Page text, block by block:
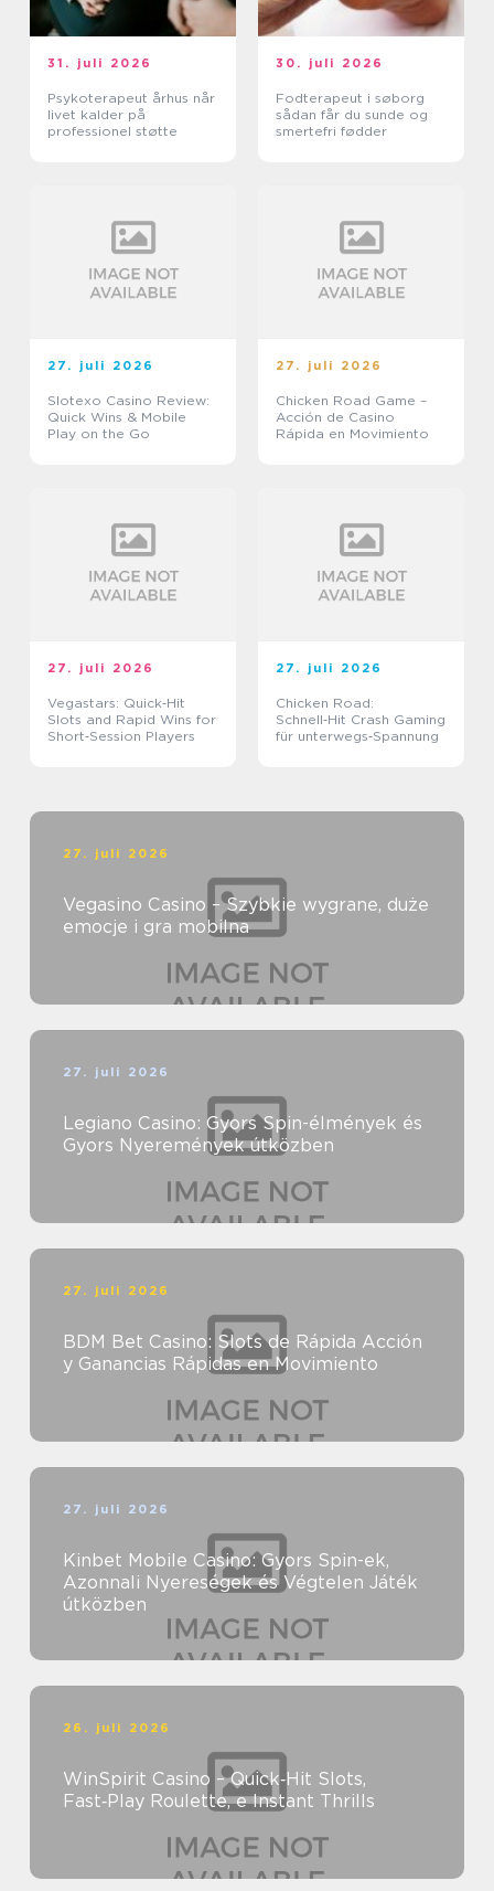
31. juli 2026
Psykoterapeut århus når
livet kalder på
professionel støtte
30. juli 2026
Fodterapeut i søborg
sådan får du sunde og
smertefri fødder
27. juli 2026
Slotexo Casino Review:
Quick Wins & Mobile
Play on the Go
27. juli 2026
Chicken Road Game –
Acción de Casino
Rápida en Movimiento
27. juli 2026
Vegastars: Quick‑Hit
Slots and Rapid Wins for
Short‑Session Players
27. juli 2026
Chicken Road:
Schnell‑Hit Crash Gaming
für unterwegs‑Spannung
27. juli 2026
Vegasino Casino – Szybkie wygrane, duże
emocje i gra mobilna
27. juli 2026
Legiano Casino: Gyors Spin-élmények és
Gyors Nyeremények útközben
27. juli 2026
BDM Bet Casino: Slots de Rápida Acción
y Ganancias Rápidas en Movimiento
27. juli 2026
Kinbet Mobile Casino: Gyors Spin-ek,
Azonnali Nyereségek és Végtelen Játék
útközben
26. juli 2026
WinSpirit Casino – Quick‑Hit Slots,
Fast‑Play Roulette, e Instant Thrills